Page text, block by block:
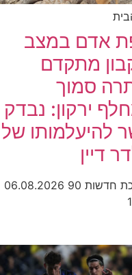
אדם במצב
מתקדם
סמוך
ירקון: נבדק
להיעלמותו של
דיין
חדשות 90
06.08.2026